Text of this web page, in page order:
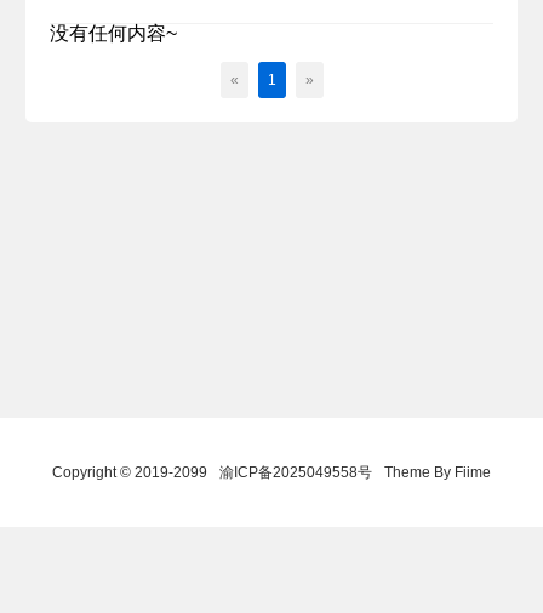
没有任何内容~
« 1 »
Copyright © 2019-2099 渝ICP备2025049558号 Theme By Fiime